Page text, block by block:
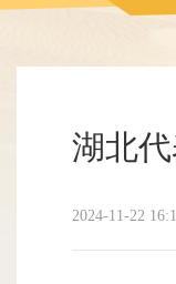
湖北
2024-11-22